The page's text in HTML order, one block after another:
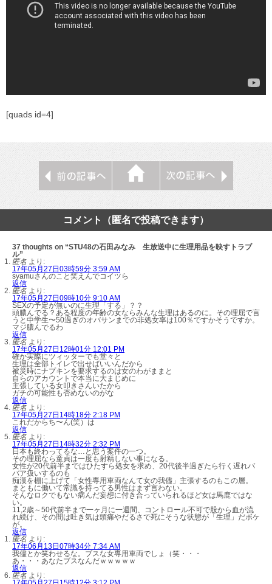
[quads id=4]
コメント（匿名で投稿できます）
37 thoughts on “STU48の石田みなみ 生放送中に生理用品を映すトラブ
ル”
匿名 より:
17年05月27日03時59分 3:59 AM
syamuさんのこと笑えんでコイツら
返信
匿名 より:
17年05月27日09時10分 9:10 AM
SEXの予定が無いのに生理「する」？？
頭膿んでる？ある程度の年齢の女ならみんな生理はあるのに。その理屈で言
うと中学生〜50過ぎのオバサンまでの非処女率は100％ですかそうですか。
マジ膿んでるわ
返信
匿名 より:
17年05月27日12時01分 12:01 PM
確か実際にツィッターでも堂々と
生理は全部トイレで出せばいいんだから
被災時にナプキンを要求するのは女のわがままと
自らのアカウントで本当に大まじめに
主張している女叩きさんいたから
ガチの可能性も否めないのがな
返信
匿名 より:
17年05月27日14時18分 2:18 PM
これだからち〜ん(笑）は
返信
匿名 より:
17年05月27日14時32分 2:32 PM
日本も終わってるな…と思う案件の一つ。
その理屈なら童貞は一度も射精しない事になる。
女性が20代前半まではひたすら処女を求め、20代後半過ぎたら行く遅れバ
バア扱いするのも
痴漢を棚に上げて「女性専用車両なんて女の我儘」主張するのもこの層。
まともに働いて常識を持ってる男性はまず言わない。
そんなロクでもない病んだ妄想に付き合っていられるほど女は馬鹿ではな
い。
11,2歳～50代前半まで一ヶ月に一週間、コントロール不可で股から血が流
れ続け、その間は吐き気は頭痛やだるさで死にそうな状態が「生理」だボケ
が。
返信
匿名 より:
17年06月13日07時34分 7:34 AM
我儘とか笑わせるな。ブスな女専用車両でしょ（笑・・・
あ・・・あなたブスなんだｗｗｗｗｗ
返信
匿名 より: